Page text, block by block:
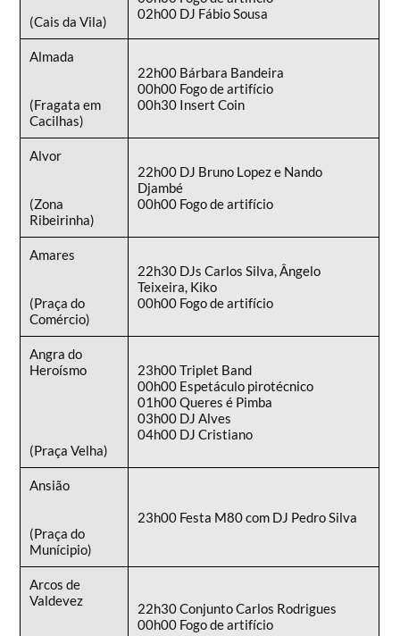
(Cais da Vila)
02h00 DJ Fábio Sousa
Almada
(Fragata em
Cacilhas)
22h00 Bárbara Bandeira
00h00 Fogo de artifício
00h30 Insert Coin
Alvor
(Zona
Ribeirinha)
22h00 DJ Bruno Lopez e Nando
Djambé
00h00 Fogo de artifício
Amares
(Praça do
Comércio)
22h30 DJs Carlos Silva, Ângelo
Teixeira, Kiko
00h00 Fogo de artifício
Angra do
Heroísmo
(Praça Velha)
23h00 Triplet Band
00h00 Espetáculo pirotécnico
01h00 Queres é Pimba
03h00 DJ Alves
04h00 DJ Cristiano
Ansião
(Praça do
Munícipio)
23h00 Festa M80 com DJ Pedro Silva
Arcos de
Valdevez
22h30 Conjunto Carlos Rodrigues
00h00 Fogo de artifício